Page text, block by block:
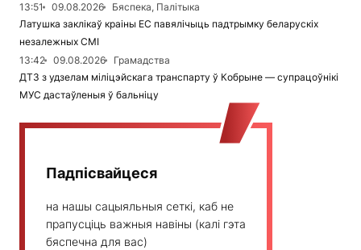
13:51 09.08.2026
Бяспека, Палітыка
Латушка заклікаў краіны ЕС павялічыць падтрымку беларускіх
незалежных СМІ
13:42
09.08.2026
Грамадства
ДТЗ з удзелам міліцэйскага транспарту ў Кобрыне — супрацоўнікі
МУС дастаўленыя ў бальніцу
Падпісвайцеся
на нашы сацыяльныя сеткі, каб не
прапусціць важныя навіны (калі гэта
бяспечна для вас)